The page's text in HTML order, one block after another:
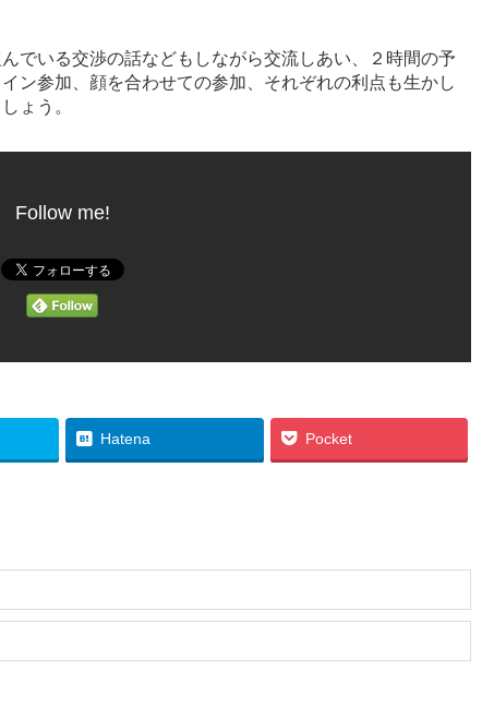
でいる交渉の話などもしながら交流しあい、２時間の予
ン参加、顔を合わせての参加、それぞれの利点も生かし
ょう。
Follow me!
Hatena Pocket